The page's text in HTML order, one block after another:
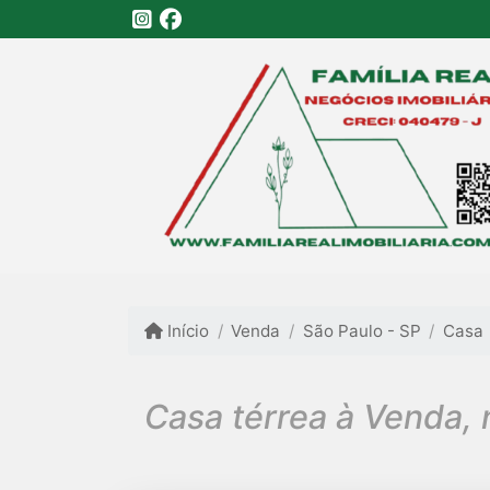
Início Venda São Paulo - SP Casa
Casa térrea à